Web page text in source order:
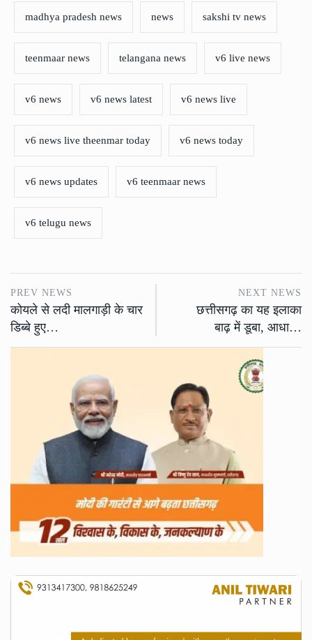
madhya pradesh news news sakshi tv news
teenmaar news telangana news v6 live news
v6 news v6 news latest v6 news live
v6 news live theenmar today v6 news today
v6 news updates v6 teenmaar news
v6 telugu news
PREV NEWS
कोयले से लदी मालगाड़ी के चार
डिब्बे हुए…
NEXT NEWS
छत्तीसगढ़ का यह इलाका
बाढ़ में डूबा, आधा…